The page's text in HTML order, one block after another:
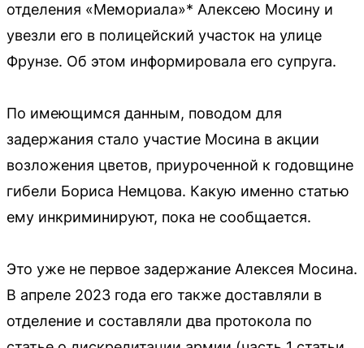
отделения «Мемориала»* Алексею Мосину и
увезли его в полицейский участок на улице
Фрунзе. Об этом информировала его супруга.
По имеющимся данным, поводом для
задержания стало участие Мосина в акции
возложения цветов, приуроченной к годовщине
гибели Бориса Немцова. Какую именно статью
ему инкриминируют, пока не сообщается.
Это уже не первое задержание Алексея Мосина.
В апреле 2023 года его также доставляли в
отделение и составляли два протокола по